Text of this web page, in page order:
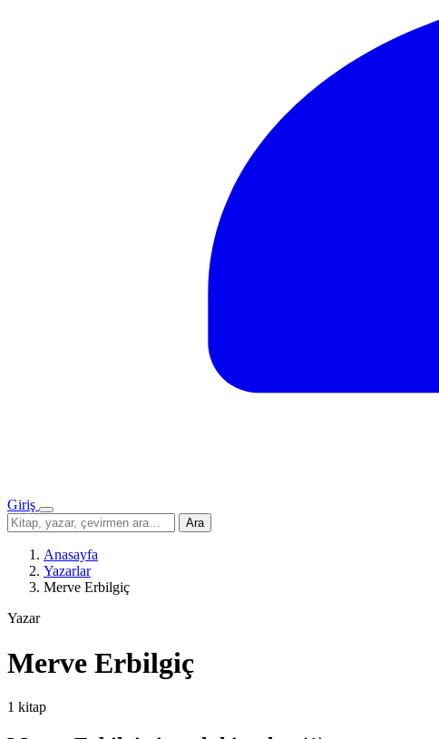
Giriş
Menü
Sitede
ara
Ara
Anasayfa
Yazarlar
Merve Erbilgiç
Yazar
Merve Erbilgiç
1 kitap